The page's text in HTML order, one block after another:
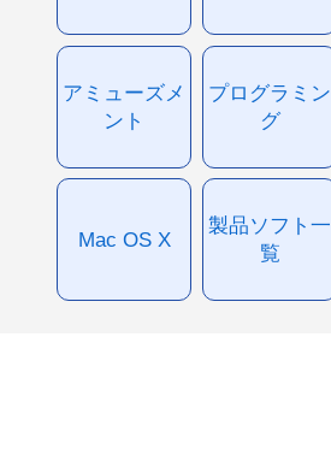
アミューズメ
ント
プログラミン
グ
Mac OS X
製品ソフト一
覧